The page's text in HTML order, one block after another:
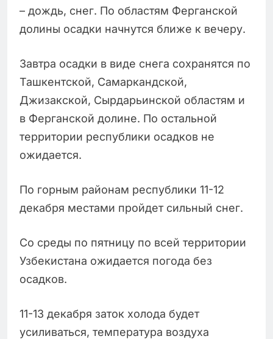
– дождь, снег. По областям Ферганской
долины осадки начнутся ближе к вечеру.
Завтра осадки в виде снега сохранятся по
Ташкентской, Самаркандской,
Джизакской, Сырдарьинской областям и
в Ферганской долине. По остальной
территории республики осадков не
ожидается.
По горным районам республики 11-12
декабря местами пройдет сильный снег.
Со среды по пятницу по всей территории
Узбекистана ожидается погода без
осадков.
11-13 декабря заток холода будет
усиливаться, температура воздуха